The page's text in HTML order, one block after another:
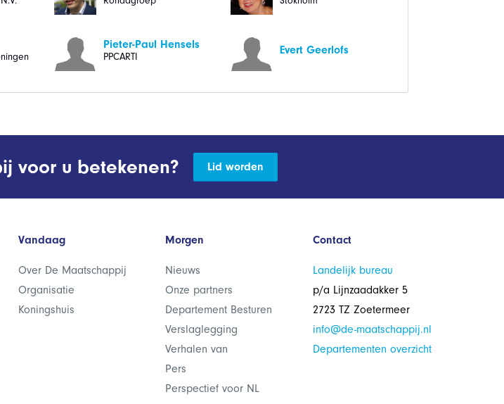
Pieter-Paul Hensels
PPCARTI Evert Geerlofs
voor u betekenen? Lid worden
Vandaag
Over De Maatschappij
Organisatie
Koningshuis
Morgen
Nieuws
Onze partners
Departement Besturen
Verslaglegging
Verhalen van
Pers
Perspectief voor NL
Contact
Landelijk bureau
p/a Lijnzaadakker 5
2723 TZ Zoetermeer
info@de-maatschappij.nl
Departementen overzicht